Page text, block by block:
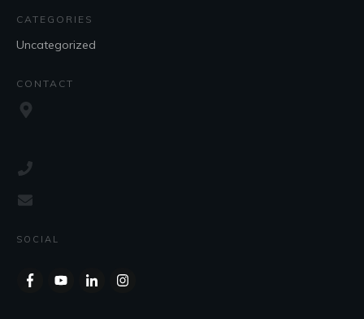
CATEGORIES
Uncategorized
CONTACT
SOCIAL